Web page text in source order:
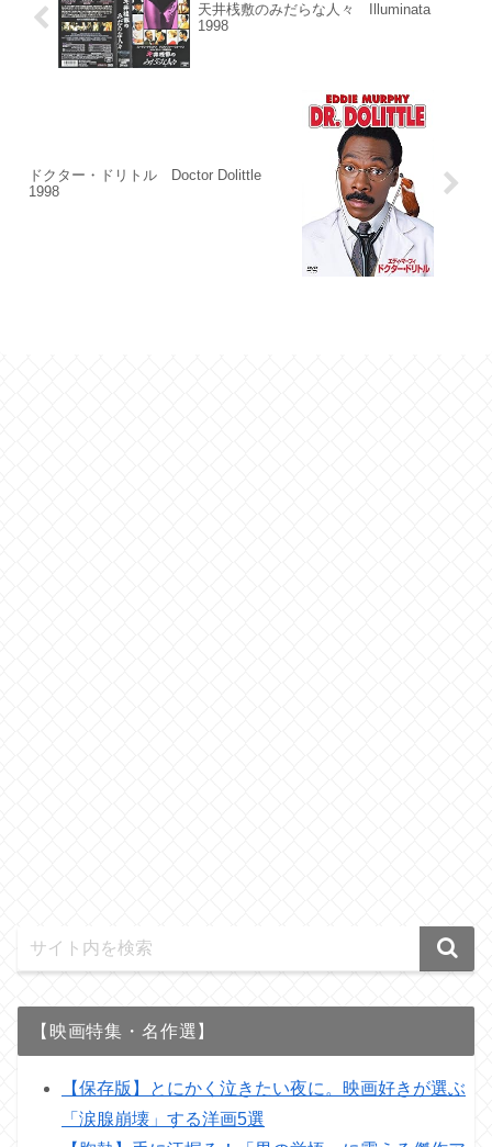
天井桟敷のみだらな人々 Illuminata
1998
ドクター・ドリトル Doctor Dolittle
1998
【映画特集・名作選】
【保存版】とにかく泣きたい夜に。映画好きが選ぶ
「涙腺崩壊」する洋画5選